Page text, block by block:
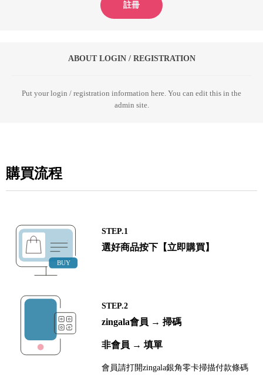
註冊
ABOUT LOGIN / REGISTRATION
Put your login / registration information here. You can edit this in the
admin site.
購買流程
STEP.1
選好商品按下【立即購買】
STEP.2
zingala會員 → 掃碼
非會員 → 填單
會員請打開zingala銀角零卡掃描付款條碼